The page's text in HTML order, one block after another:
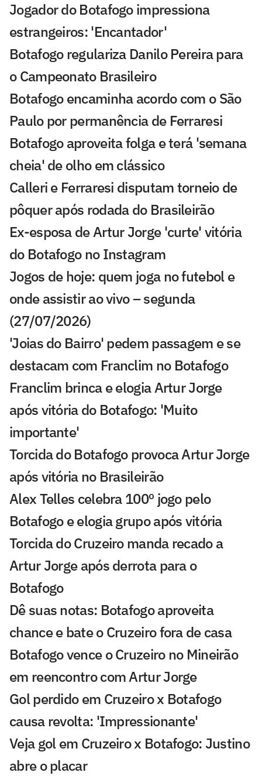
Jogador do Botafogo impressiona
estrangeiros: 'Encantador'
Botafogo regulariza Danilo Pereira para
o Campeonato Brasileiro
Botafogo encaminha acordo com o São
Paulo por permanência de Ferraresi
Botafogo aproveita folga e terá 'semana
cheia' de olho em clássico
Calleri e Ferraresi disputam torneio de
pôquer após rodada do Brasileirão
Ex-esposa de Artur Jorge 'curte' vitória
do Botafogo no Instagram
Jogos de hoje: quem joga no futebol e
onde assistir ao vivo – segunda
(27/07/2026)
'Joias do Bairro' pedem passagem e se
destacam com Franclim no Botafogo
Franclim brinca e elogia Artur Jorge
após vitória do Botafogo: 'Muito
importante'
Torcida do Botafogo provoca Artur Jorge
após vitória no Brasileirão
Alex Telles celebra 100º jogo pelo
Botafogo e elogia grupo após vitória
Torcida do Cruzeiro manda recado a
Artur Jorge após derrota para o
Botafogo
Dê suas notas: Botafogo aproveita
chance e bate o Cruzeiro fora de casa
Botafogo vence o Cruzeiro no Mineirão
em reencontro com Artur Jorge
Gol perdido em Cruzeiro x Botafogo
causa revolta: 'Impressionante'
Veja gol em Cruzeiro x Botafogo: Justino
abre o placar